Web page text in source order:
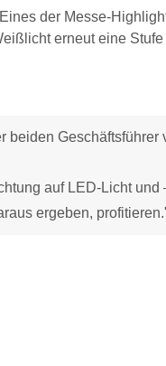
der Messe-
erneut eine
beiden Geschäftsführer
auf LED-Licht und
ergeben,